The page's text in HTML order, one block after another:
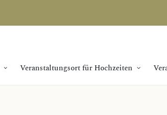
Veranstaltungsort für Hochzeiten